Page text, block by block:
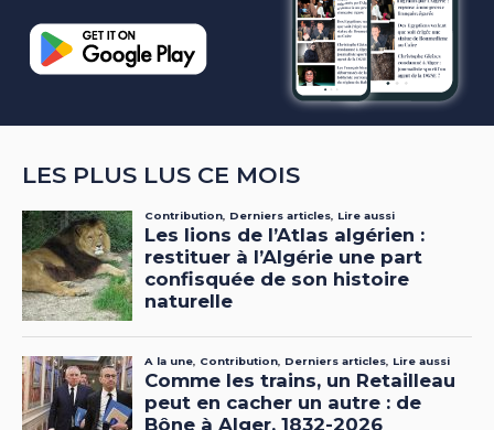
LES PLUS LUS CE MOIS